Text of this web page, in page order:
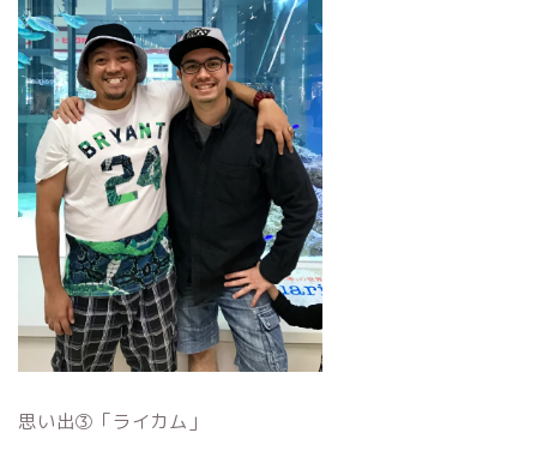
思い出③「ライカム」